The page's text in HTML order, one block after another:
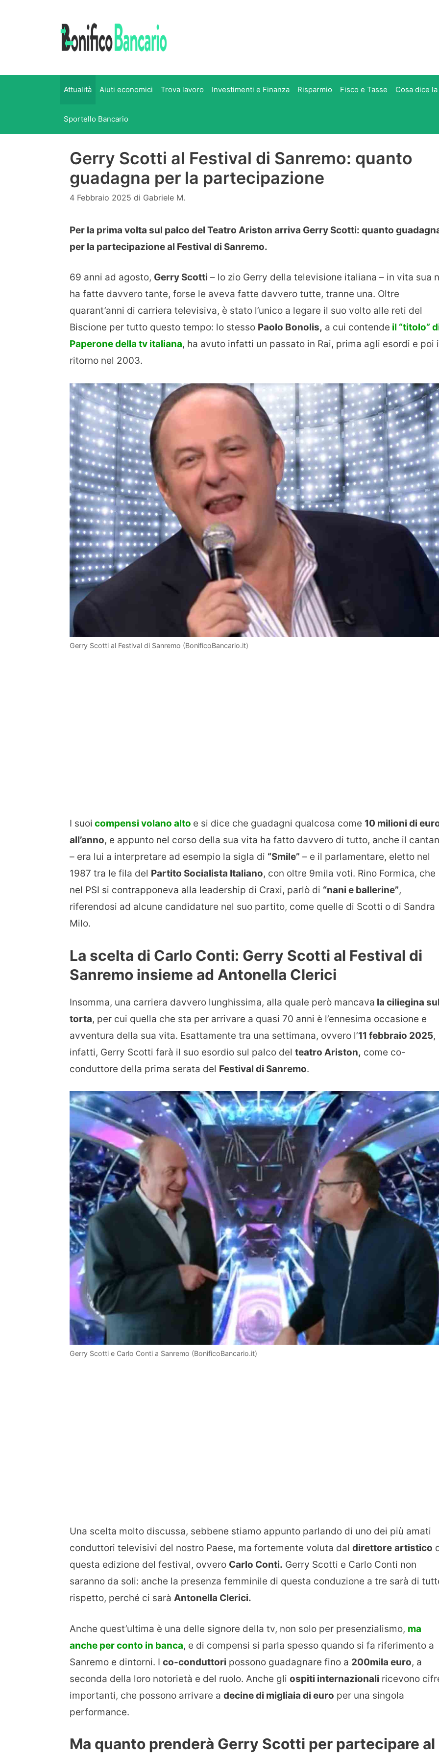
Attualità Aiuti economici Trova lavoro Investimenti e Finanza Risparmio Fisco e Tasse Cosa dice
Sportello Bancario
Gerry Scotti al Festival di Sanremo: quanto
guadagna per la partecipazione
4 Febbraio 2025 di Gabriele M.
Per la prima volta sul palco del Teatro Ariston arriva Gerry Scotti: quanto
per la partecipazione al Festival di Sanremo.
69 anni ad agosto, Gerry Scotti – lo zio Gerry della televisione italiana – in vita sua
ha fatte davvero tante, forse le aveva fatte davvero tutte, tranne una. Oltre
quarant’anni di carriera televisiva, è stato l’unico a legare il suo volto alle reti del
Biscione per tutto questo tempo: lo stesso Paolo Bonolis, a cui contende il “titolo”
Paperone della tv italiana, ha avuto infatti un passato in Rai, prima agli esordi e poi
ritorno nel 2003.
Gerry Scotti al Festival di Sanremo (BonificoBancario.it)
I suoi compensi volano alto e si dice che guadagni qualcosa come 10 milioni di
all’anno, e appunto nel corso della sua vita ha fatto davvero di tutto, anche il
– era lui a interpretare ad esempio la sigla di “Smile” – e il parlamentare, eletto nel
1987 tra le fila del Partito Socialista Italiano, con oltre 9mila voti. Rino Formica, che
nel PSI si contrapponeva alla leadership di Craxi, parlò di “nani e ballerine”,
riferendosi ad alcune candidature nel suo partito, come quelle di Scotti o di Sandra
Milo.
La scelta di Carlo Conti: Gerry Scotti al Festival di
Sanremo insieme ad Antonella Clerici
Insomma, una carriera davvero lunghissima, alla quale però mancava la ciliegina
torta, per cui quella che sta per arrivare a quasi 70 anni è l’ennesima occasione e
avventura della sua vita. Esattamente tra una settimana, ovvero l’11 febbraio 2025,
infatti, Gerry Scotti farà il suo esordio sul palco del teatro Ariston, come co-
conduttore della prima serata del Festival di Sanremo.
Gerry Scotti e Carlo Conti a Sanremo (BonificoBancario.it)
Una scelta molto discussa, sebbene stiamo appunto parlando di uno dei più amati
conduttori televisivi del nostro Paese, ma fortemente voluta dal direttore artistico
questa edizione del festival, ovvero Carlo Conti. Gerry Scotti e Carlo Conti non
saranno da soli: anche la presenza femminile di questa conduzione a tre sarà di
rispetto, perché ci sarà Antonella Clerici.
Anche quest’ultima è una delle signore della tv, non solo per presenzialismo, ma
anche per conto in banca, e di compensi si parla spesso quando si fa riferimento a
Sanremo e dintorni. I co-conduttori possono guadagnare fino a 200mila euro, a
seconda della loro notorietà e del ruolo. Anche gli ospiti internazionali ricevono
importanti, che possono arrivare a decine di migliaia di euro per una singola
performance.
Ma quanto prenderà Gerry Scotti per partecipare al